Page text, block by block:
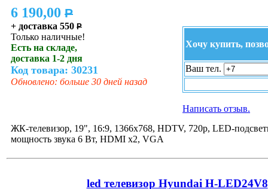
6 190,00 P
+ доставка 550 P
Только наличные!
Есть на складе,
доставка 1-2 дня
Код товара: 30231
Обновлено: больше 30 дней назад
Хочу купить,
Ваш тел.
Написать отзыв.
ЖК-телевизор, 19", 16:9, 1366x768, HDTV, 720p, LED-
мощность звука 6 Вт, HDMI x2, VGA
led телевизор Hyundai H-LED24V8